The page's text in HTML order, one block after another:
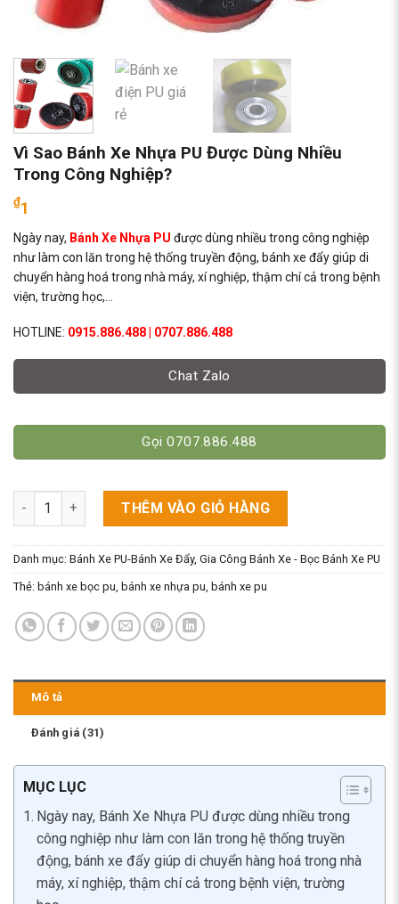
Vì Sao Bánh Xe Nhựa PU Được Dùng Nhiều
Trong Công Nghiệp?
₫1
Ngày nay, Bánh Xe Nhựa PU được dùng nhiều trong công nghiệp
như làm con lăn trong hệ thống truyền động, bánh xe đẩy giúp di
chuyển hàng hoá trong nhà máy, xí nghiệp, thậm chí cả trong bệnh
viện, trường học,…
HOTLINE: 0915.886.488 | 0707.886.488
Chat Zalo
Gọi 0707.886.488
Vì Sao Bánh Xe Nhựa PU Được Dùng Nhiều Trong Công
THÊM VÀO GIỎ HÀNG
Danh mục: Bánh Xe PU-Bánh Xe Đẩy, Gia Công Bánh Xe - Bọc Bánh Xe PU
Thẻ: bánh xe bọc pu, bánh xe nhựa pu, bánh xe pu
Mô tả
Đánh giá (31)
MỤC LỤC
Ngày nay, Bánh Xe Nhựa PU được dùng nhiều trong
công nghiệp như làm con lăn trong hệ thống truyền
động, bánh xe đẩy giúp di chuyển hàng hoá trong nhà
máy, xí nghiệp, thậm chí cả trong bệnh viện, trường